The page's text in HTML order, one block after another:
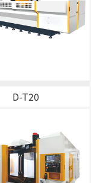
D-T20